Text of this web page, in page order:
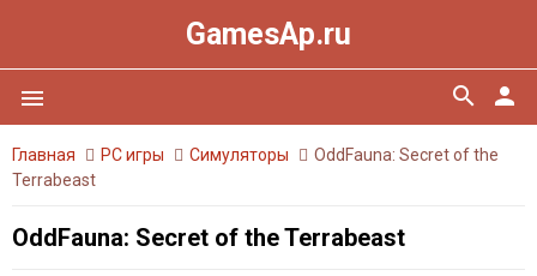
GamesAp.ru
menu person
search
Главная PC игры Симуляторы
OddFauna: Secret of the
Terrabeast
OddFauna: Secret of the Terrabeast